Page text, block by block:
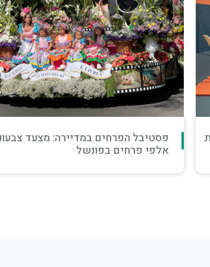
לילה לבן בעמק יזרעאל 2026 - יקבים,
קולינריה ואירועי קיץ